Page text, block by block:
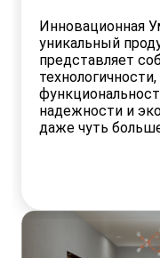
Инновационная
уникальный
представляет
надежности и
даже чуть